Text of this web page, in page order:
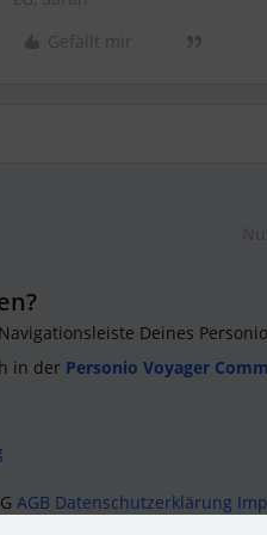
Gefällt mir
Deines
in der Personio Voyager
AGB Datenschutzerklärung